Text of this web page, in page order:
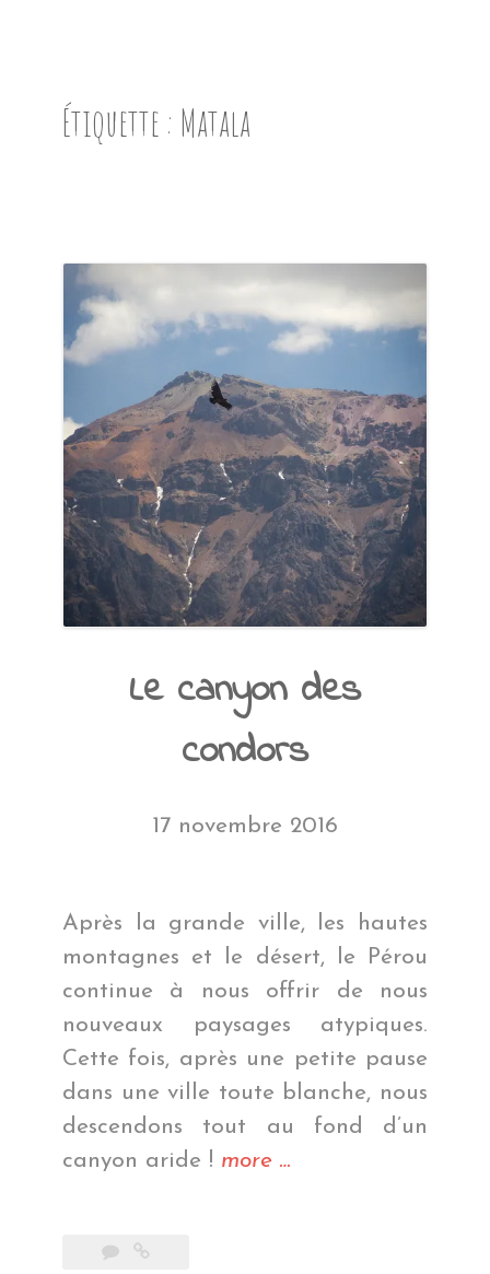
PRÉSENTATION
EN IMAGES
NOS BONNES ADRESSES
Étiquette : Matala
Le canyon des
condors
17 novembre 2016
Après la grande ville, les hautes
montagnes et le désert, le Pérou
continue à nous offrir de nous
nouveaux paysages atypiques.
Cette fois, après une petite pause
dans une ville toute blanche, nous
descendons tout au fond d’un
canyon aride ! more « Le
…